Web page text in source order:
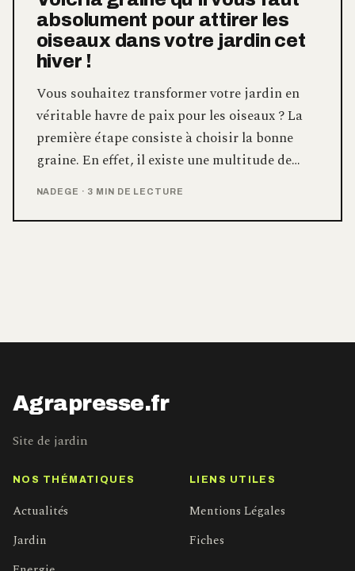
absolument pour attirer les
oiseaux dans votre jardin cet
hiver !
Vous souhaitez transformer votre jardin en
véritable havre de paix pour les oiseaux ? La
première étape consiste à choisir la bonne
graine. En effet, il existe une multitude de…
NADEGE · 3 MIN DE LECTURE
Agrapresse.fr
Site de jardin
NOS THÉMATIQUES
Actualités
Jardin
LIENS UTILES
Mentions Légales
Fiches